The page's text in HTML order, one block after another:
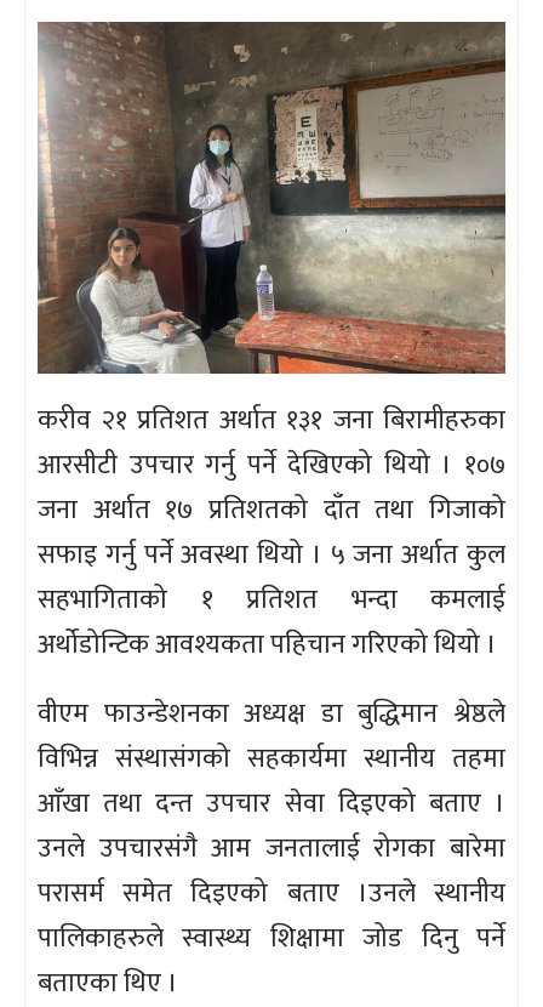
करीव २१ प्रतिशत अर्थात १३१ जना बिरामीहरुका
आरसीटी उपचार गर्नु पर्ने देखिएको थियो । १०७
जना अर्थात १७ प्रतिशतको दाँत तथा गिजाको
सफाइ गर्नु पर्ने अवस्था थियो । ५ जना अर्थात कुल
सहभागिताको १ प्रतिशत भन्दा कमलाई
अर्थोडोन्टिक आवश्यकता पहिचान गरिएको थियो ।
वीएम फाउन्डेशनका अध्यक्ष डा बुद्धिमान श्रेष्ठले
विभिन्न संस्थासंगको सहकार्यमा स्थानीय तहमा
आँखा तथा दन्त उपचार सेवा दिइएको बताए ।
उनले उपचारसंगै आम जनतालाई रोगका बारेमा
परासर्म समेत दिइएको बताए ।उनले स्थानीय
पालिकाहरुले स्वास्थ्य शिक्षामा जोड दिनु पर्ने
बताएका थिए ।